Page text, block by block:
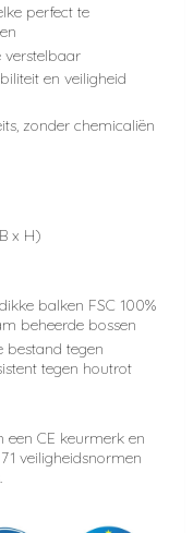
perfect te
verstelbaar
en veiligheid
zonder chemicaliën
x H)
balken FSC 100%
beheerde bossen
bestand tegen
tegen houtrot
CE keurmerk en
veiligheidsnormen